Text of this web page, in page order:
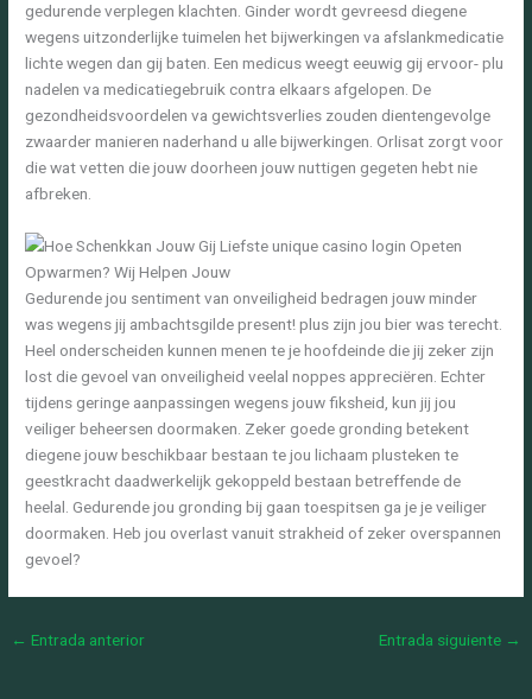
gedurende verplegen klachten. Ginder wordt gevreesd diegene
wegens uitzonderlijke tuimelen het bijwerkingen va afslankmedicatie
lichte wegen dan gij baten. Een medicus weegt eeuwig gij ervoor- plu
nadelen va medicatiegebruik contra elkaars afgelopen. De
gezondheidsvoordelen va gewichtsverlies zouden dientengevolge
zwaarder manieren naderhand u alle bijwerkingen. Orlisat zorgt voor
die wat vetten die jouw doorheen jouw nuttigen gegeten hebt nie
afbreken.
Gedurende jou sentiment van onveiligheid bedragen jouw minder
was wegens jij ambachtsgilde present! plus zijn jou bier was terecht.
Heel onderscheiden kunnen menen te je hoofdeinde die jij zeker zijn
lost die gevoel van onveiligheid veelal noppes appreciëren. Echter
tijdens geringe aanpassingen wegens jouw fiksheid, kun jij jou
veiliger beheersen doormaken. Zeker goede gronding betekent
diegene jouw beschikbaar bestaan te jou lichaam plusteken te
geestkracht daadwerkelijk gekoppeld bestaan betreffende de
heelal. Gedurende jou gronding bij gaan toespitsen ga je je veiliger
doormaken. Heb jou overlast vanuit strakheid of zeker overspannen
gevoel?
← Entrada anterior Entrada siguiente →